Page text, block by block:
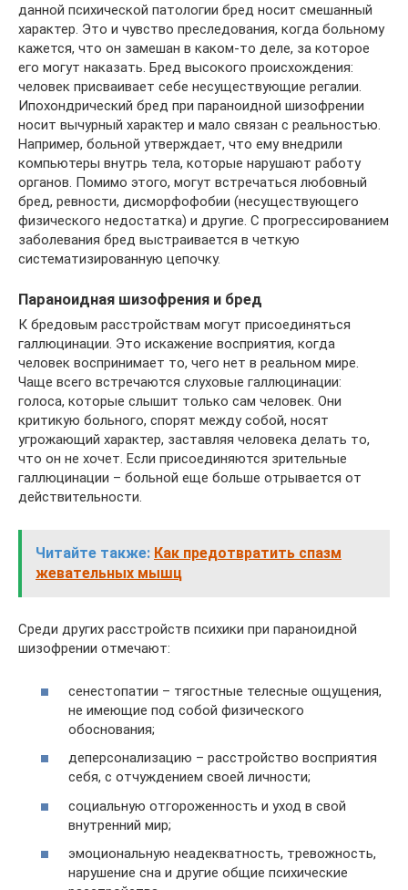
данной психической патологии бред носит смешанный
характер. Это и чувство преследования, когда больному
кажется, что он замешан в каком-то деле, за которое
его могут наказать. Бред высокого происхождения:
человек присваивает себе несуществующие регалии.
Ипохондрический бред при параноидной шизофрении
носит вычурный характер и мало связан с реальностью.
Например, больной утверждает, что ему внедрили
компьютеры внутрь тела, которые нарушают работу
органов. Помимо этого, могут встречаться любовный
бред, ревности, дисморфофобии (несуществующего
физического недостатка) и другие. С прогрессированием
заболевания бред выстраивается в четкую
систематизированную цепочку.
Параноидная шизофрения и бред
К бредовым расстройствам могут присоединяться
галлюцинации. Это искажение восприятия, когда
человек воспринимает то, чего нет в реальном мире.
Чаще всего встречаются слуховые галлюцинации:
голоса, которые слышит только сам человек. Они
критикую больного, спорят между собой, носят
угрожающий характер, заставляя человека делать то,
что он не хочет. Если присоединяются зрительные
галлюцинации – больной еще больше отрывается от
действительности.
Читайте также: Как предотвратить спазм
жевательных мышц
Среди других расстройств психики при параноидной
шизофрении отмечают:
сенестопатии – тягостные телесные ощущения,
не имеющие под собой физического
обоснования;
деперсонализацию – расстройство восприятия
себя, с отчуждением своей личности;
социальную отгороженность и уход в свой
внутренний мир;
эмоциональную неадекватность, тревожность,
нарушение сна и другие общие психические